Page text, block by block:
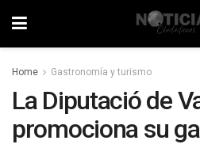
Home Gastronomía y turismo
La Diputació de
promociona su